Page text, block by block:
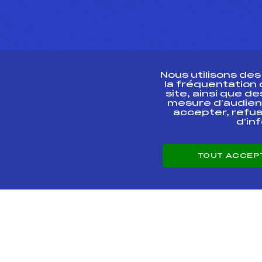
ESPACE PRESSE
Nous utilisons
la fréquentation
site, ainsi que
mesure
accepter,
TOUT